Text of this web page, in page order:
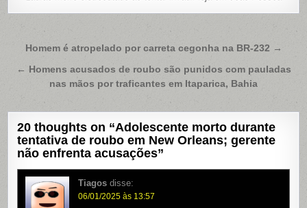
Navegação
de
Homem é atropelado por carreta cegonha na BR-232 →
← Homens acusados de roubo são punidos com pauladas
nas mãos por traficantes em Itaparica, Bahia
20 thoughts on “Adolescente morto durante
tentativa de roubo em New Orleans; gerente
não enfrenta acusações”
Tiagos disse:
06/01/2025 às 13:57